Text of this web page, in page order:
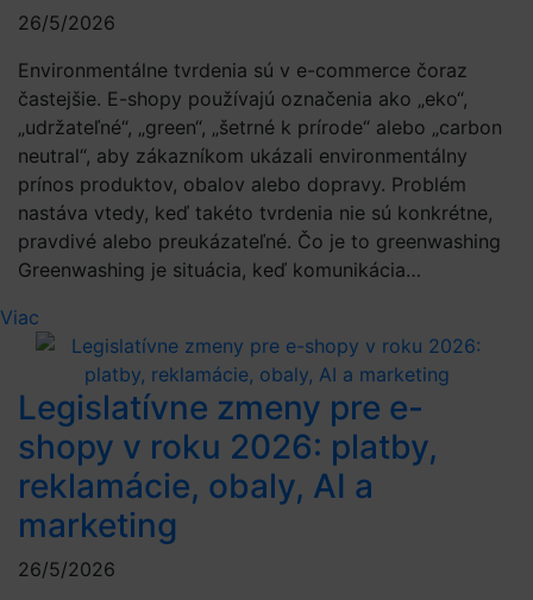
26/5/2026
Environmentálne tvrdenia sú v e-commerce čoraz
častejšie. E-shopy používajú označenia ako „eko“,
„udržateľné“, „green“, „šetrné k prírode“ alebo „carbon
neutral“, aby zákazníkom ukázali environmentálny
prínos produktov, obalov alebo dopravy. Problém
nastáva vtedy, keď takéto tvrdenia nie sú konkrétne,
pravdivé alebo preukázateľné. Čo je to greenwashing
Greenwashing je situácia, keď komunikácia…
Viac
Legislatívne zmeny pre e-
shopy v roku 2026: platby,
reklamácie, obaly, AI a
marketing
26/5/2026